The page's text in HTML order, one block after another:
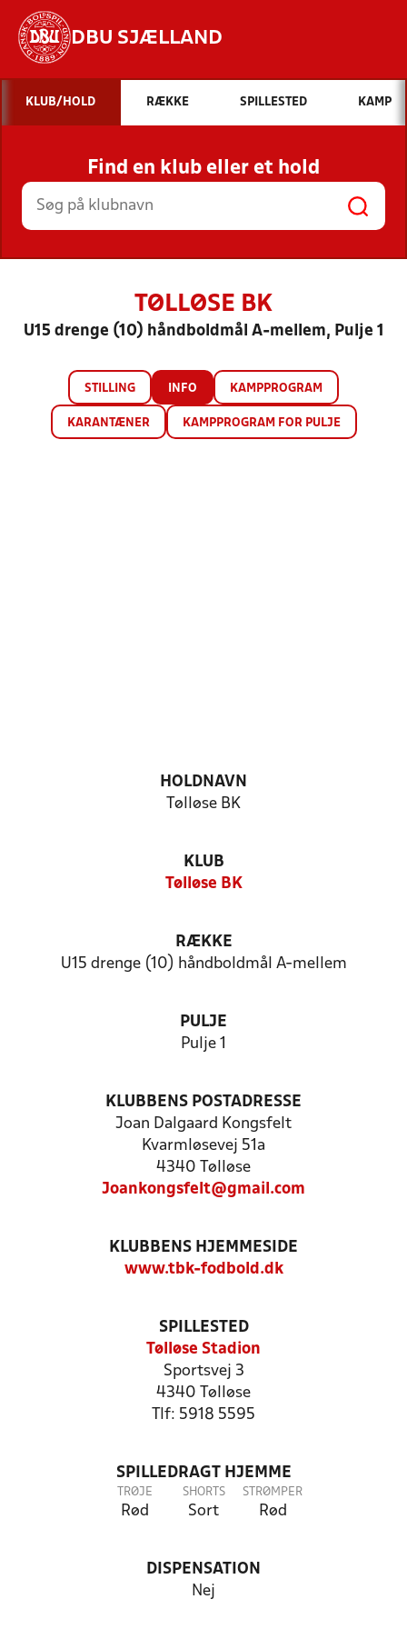
DBU SJÆLLAND
Hvad vil du søge efter?
INDHOLD OG NYHEDER
STILLINGER, RESULTATER, KLUBBER OG
HOLD
KLUB/HOLD RÆKKE SPILLESTED KAMP
Find en klub eller et hold
TØLLØSE BK
U15 drenge (10) håndboldmål A-mellem, Pulje 1
STILLING INFO KAMPPROGRAM
KARANTÆNER KAMPPROGRAM FOR PULJE
HOLDNAVN
Tølløse BK
KLUB
Tølløse BK
RÆKKE
U15 drenge (10) håndboldmål A-mellem
PULJE
Pulje 1
KLUBBENS POSTADRESSE
Joan Dalgaard Kongsfelt
Kvarmløsevej 51a
4340 Tølløse
Joankongsfelt@gmail.com
KLUBBENS HJEMMESIDE
www.tbk-fodbold.dk
SPILLESTED
Tølløse Stadion
Sportsvej 3
4340 Tølløse
Tlf: 5918 5595
SPILLEDRAGT HJEMME
TRØJE
Rød
SHORTS
Sort
STRØMPER
Rød
DISPENSATION
Nej